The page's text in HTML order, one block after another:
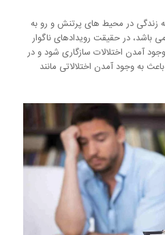
زندگی در محیط های پرتنش و رو به
باشد، در حقیقت رویدادهای ناگوار
آمدن اختلالات سازگاری شود و در
به وجود آمدن اختلالاتی مانند